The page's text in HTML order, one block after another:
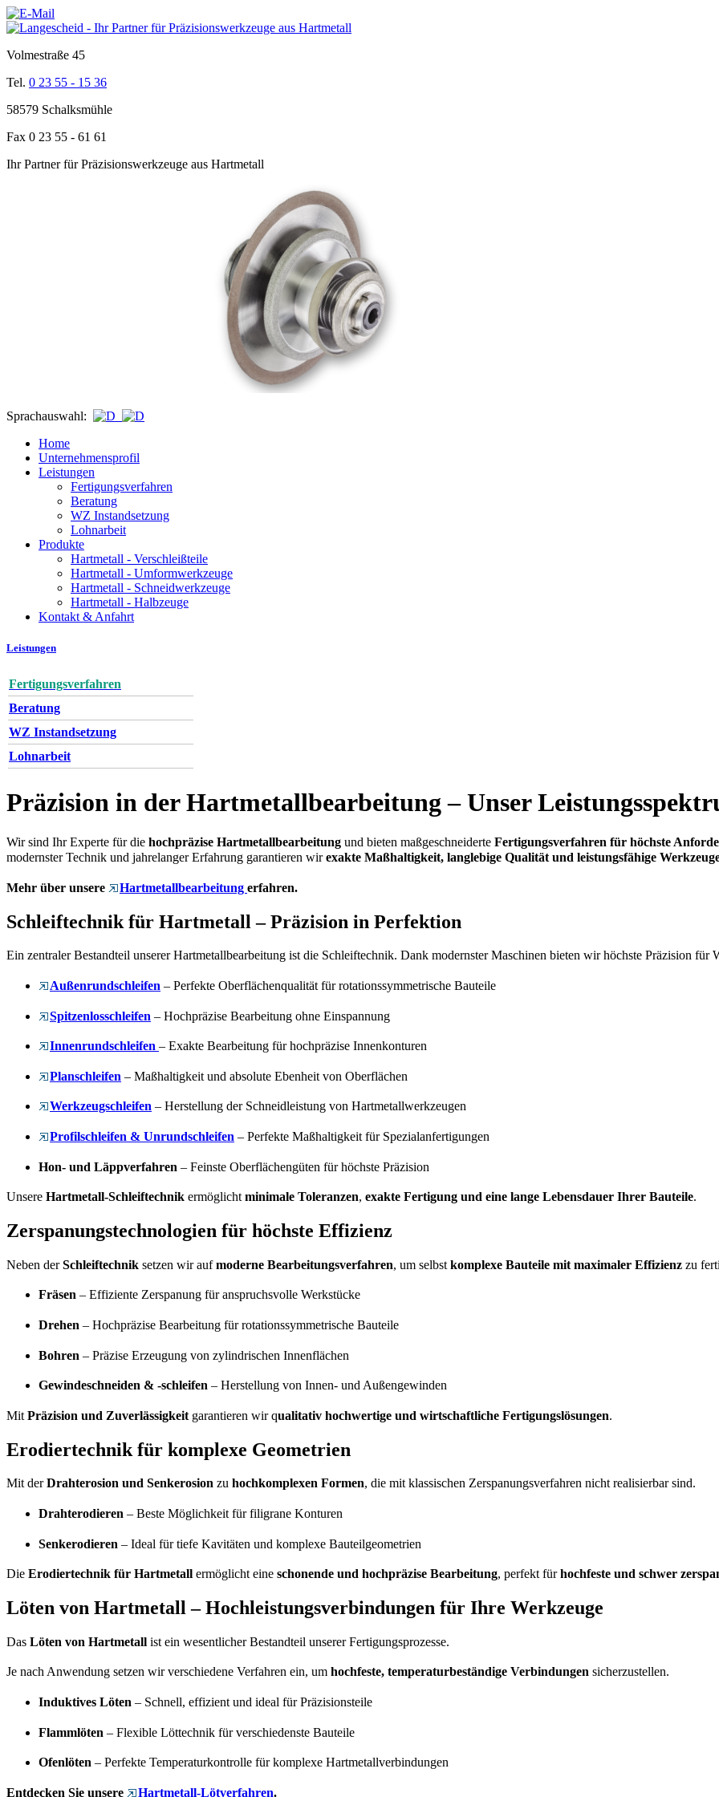
Volmestraße 45
Tel. 0 23 55 - 15 36
58579 Schalksmühle
Fax 0 23 55 - 61 61
Ihr Partner für Präzisionswerkzeuge aus Hartmetall
Sprachauswahl:
Home
Unternehmensprofil
Leistungen
Fertigungsverfahren
Beratung
WZ Instandsetzung
Lohnarbeit
Produkte
Hartmetall - Verschleißteile
Hartmetall - Umformwerkzeuge
Hartmetall - Schneidwerkzeuge
Hartmetall - Halbzeuge
Kontakt & Anfahrt
Leistungen
Fertigungsverfahren
Beratung
WZ Instandsetzung
Lohnarbeit
Präzision in der Hartmetallbearbeitung – Unser
Wir sind Ihr Experte für die hochpräzise Hartmetallbearbeitung und bieten maßgeschneiderte Fertigungsverfahren für höchste
modernster Technik und jahrelanger Erfahrung garantieren wirexakte Maßhaltigkeit, langlebige Qualität und leistungsfähige
Mehr über unsere Hartmetallbearbeitung erfahren.
Schleiftechnik für Hartmetall – Präzision in Perfektion
Ein zentraler Bestandteil unserer Hartmetallbearbeitung ist die Schleiftechnik. Dank modernster Maschinen bieten wir höchste Präzision für
Außenrundschleifen – Perfekte Oberflächenqualität für rotationssymmetrische Bauteile
Spitzenlosschleifen – Hochpräzise Bearbeitung ohne Einspannung
Innenrundschleifen – Exakte Bearbeitung für hochpräzise Innenkonturen
Planschleifen – Maßhaltigkeit und absolute Ebenheit von Oberflächen
Werkzeugschleifen – Herstellung der Schneidleistung von Hartmetallwerkzeugen
Profilschleifen & Unrundschleifen – Perfekte Maßhaltigkeit für Spezialanfertigungen
Hon- und Läppverfahren – Feinste Oberflächengüten für höchste Präzision
Unsere Hartmetall-Schleiftechnik ermöglichtminimale Toleranzen, exakte Fertigung und eine lange Lebensdauer Ihrer Bauteile.
Zerspanungstechnologien für höchste Effizienz
Neben derSchleiftechnik setzen wir aufmoderne Bearbeitungsverfahren, um selbst komplexe Bauteile mit maximaler Effizienz zu
Fräsen – Effiziente Zerspanung für anspruchsvolle Werkstücke
Drehen – Hochpräzise Bearbeitung für rotationssymmetrische Bauteile
Bohren – Präzise Erzeugung von zylindrischen Innenflächen
Gewindeschneiden & -schleifen – Herstellung von Innen- und Außengewinden
Mit Präzision und Zuverlässigkeit garantieren wir qualitativ hochwertige und wirtschaftliche Fertigungslösungen.
Erodiertechnik für komplexe Geometrien
Mit derDrahterosion und Senkerosion zu hochkomplexen Formen, die mit klassischen Zerspanungsverfahren nicht realisierbar sind.
Drahterodieren – Beste Möglichkeit für filigrane Konturen
Senkerodieren – Ideal für tiefe Kavitäten und komplexe Bauteilgeometrien
Die Erodiertechnik für Hartmetall ermöglicht eine schonende und hochpräzise Bearbeitung, perfekt fürhochfeste und schwer
Löten von Hartmetall – Hochleistungsverbindungen für Ihre Werkzeuge
Das Löten von Hartmetall ist ein wesentlicher Bestandteil unserer Fertigungsprozesse.
Je nach Anwendung setzen wir verschiedene Verfahren ein, um hochfeste, temperaturbeständige Verbindungen sicherzustellen.
Induktives Löten – Schnell, effizient und ideal für Präzisionsteile
Flammlöten – Flexible Löttechnik für verschiedenste Bauteile
Ofenlöten – Perfekte Temperaturkontrolle für komplexe Hartmetallverbindungen
Entdecken Sie unsere Hartmetall-Lötverfahren.